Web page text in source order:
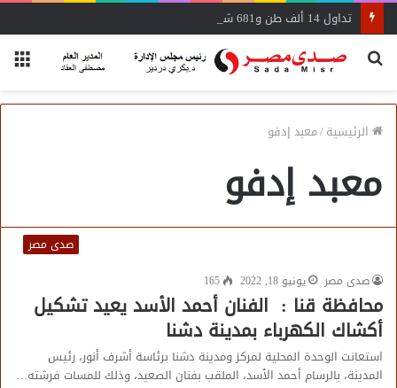
بحث
الرئيسية/معبد إدفو
معبد إدفو
صدى مصر
صدى مصر
يونيو 18, 2022 165
محافظة قنا : الفنان أحمد الأسد يعيد تشكيل
أكشاك الكهرباء بمدينة دشنا
استعانت الوحدة المحلية لمركز ومدينة دشنا برئاسة أشرف أنور، رئيس
المدينة، بالرسام أحمد الأسد، الملقب بفنان الصعيد، وذلك للمسات فرشته…